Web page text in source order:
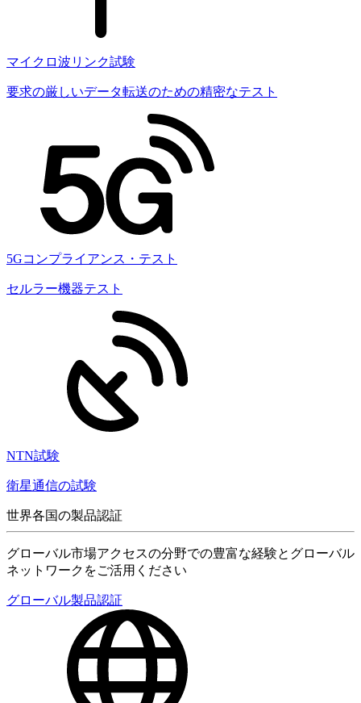
マイクロ波リンク試験
要求の厳しいデータ転送のための精密なテスト
5Gコンプライアンス・テスト
セルラー機器テスト
NTN試験
衛星通信の試験
世界各国の製品認証
グローバル市場アクセスの分野での豊富な経験とグローバル
ネットワークをご活用ください
グローバル製品認証